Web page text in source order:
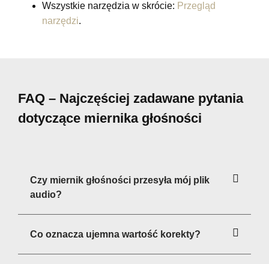
Wszystkie narzędzia w skrócie: Przegląd
narzędzi.
FAQ – Najczęściej zadawane pytania
dotyczące miernika głośności
Czy miernik głośności przesyła mój plik
audio?
Co oznacza ujemna wartość korekty?